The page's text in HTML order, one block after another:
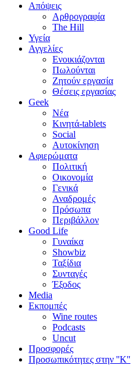
Απόψεις
Αρθρογραφία
The Hill
Υγεία
Αγγελίες
Ενοικιάζονται
Πωλούνται
Ζητούν εργασία
Θέσεις εργασίας
Geek
Νέα
Κινητά-tablets
Social
Αυτοκίνηση
Αφιερώματα
Πολιτική
Οικονομία
Γενικά
Αναδρομές
Πρόσωπα
Περιβάλλον
Good Life
Γυναίκα
Showbiz
Ταξίδια
Συνταγές
Έξοδος
Media
Εκπομπές
Wine routes
Podcasts
Uncut
Προσφορές
Προσωπικότητες στην ''Κ''